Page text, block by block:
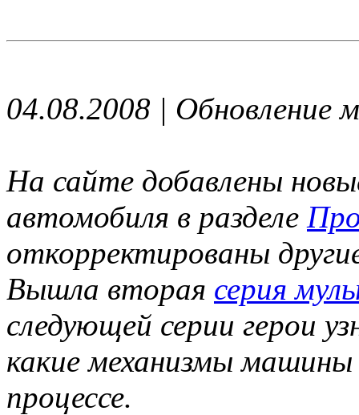
04.08.2008 | Обновление
На сайте добавлены
автомобиля в разделе
откорректированы
Вышла вторая серия
следующей серии герои
какие механизмы
процессе.